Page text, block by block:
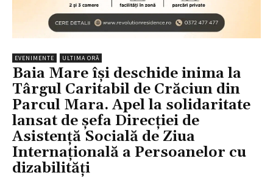
EVENIMENTE ULTIMA ORĂ
Baia Mare își deschide inima la
Târgul Caritabil de Crăciun din
Parcul Mara. Apel la solidaritate
lansat de șefa Direcției de
Asistență Socială de Ziua
Internațională a Persoanelor cu
dizabilități